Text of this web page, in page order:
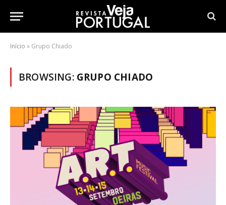
Início » Grupo Chiado
BROWSING: GRUPO CHIADO